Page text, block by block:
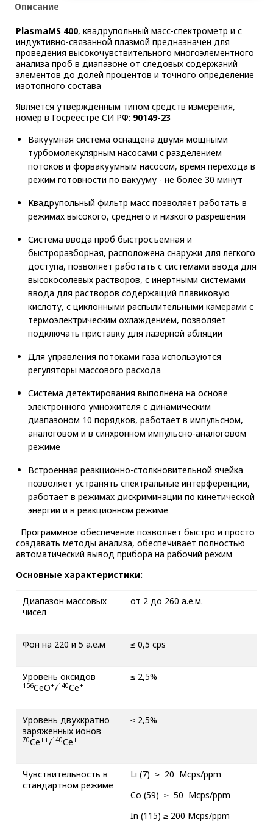
Описание
PlasmaMS 400, квадрупольный масс-спектрометр и с
индуктивно-связанной плазмой предназначен для
проведения высокочувствительного многоэлементного
анализа проб в диапазоне от следовых содержаний
элементов до долей процентов и точного определение
изотопного состава
Является утвержденным типом средств измерения,
номер в Госреестре СИ РФ: 90149-23
Вакуумная система оснащена двумя мощными
турбомолекулярным насосами с разделением
потоков и форвакуумным насосом, время перехода в
режим готовности по вакууму - не более 30 минут
Квадрупольный фильтр масс позволяет работать в
режимах высокого, среднего и низкого разрешения
Система ввода проб быстросъемная и
быстроразборная, расположена снаружи для легкого
доступа, позволяет работать с системами ввода для
высокосолевых растворов, с инертными системами
ввода для растворов содержащий плавиковую
кислоту, с циклонными распылительными камерами с
термоэлектрическим охлаждением, позволяет
подключать приставку для лазерной абляции
Для управления потоками газа используются
регуляторы массового расхода
Система детектирования выполнена на основе
электронного умножителя с динамическим
диапазоном 10 порядков, работает в импульсном,
аналоговом и в синхронном импульсно-аналоговом
режиме
Встроенная реакционно-столкновительной ячейка
позволяет устранять спектральные интерференции,
работает в режимах дискриминации по кинетической
энергии и в реакционном режиме
Программное обеспечение позволяет быстро и просто
создавать методы анализа, обеспечивает полностью
автоматический вывод прибора на рабочий режим
Основные характеристики:
Диапазон массовых
чисел
от 2 до 260 а.е.м.
Фон на 220 и 5 а.е.м ≤ 0,5 cps
Уровень оксидов
156CeO+/140Ce+
≤ 2,5%
Уровень двухкратно
заряженных ионов
70Ce++/140Ce+
≤ 2,5%
Чувствительность в
стандартном режиме
Li (7) ≥ 20 Mcps/ppm
Co (59) ≥ 50 Mcps/ppm
In (115) ≥ 200 Mcps/ppm